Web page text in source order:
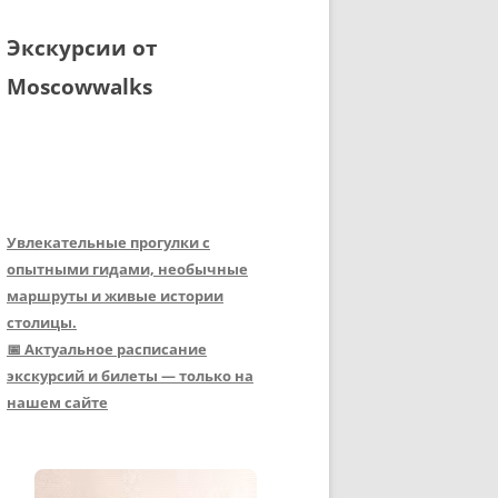
Экскурсии от
Moscowwalks
Увлекательные прогулки с
опытными гидами, необычные
маршруты и живые истории
столицы.
📅 Актуальное расписание
экскурсий и билеты — только на
нашем сайте